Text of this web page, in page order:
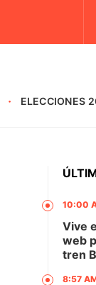
ELECCIONES
10:00
Vive
web
tren
8:57